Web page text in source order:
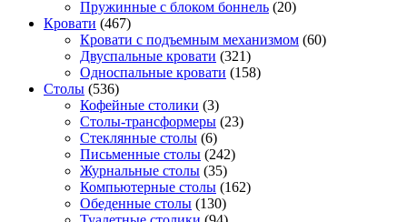
Пружинные с блоком боннель (20)
Кровати (467)
Кровати с подъемным механизмом (60)
Двуспальные кровати (321)
Односпальные кровати (158)
Столы (536)
Кофейные столики (3)
Столы-трансформеры (23)
Стеклянные столы (6)
Письменные столы (242)
Журнальные столы (35)
Компьютерные столы (162)
Обеденные столы (130)